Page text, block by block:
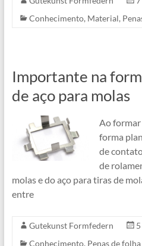
Conhecimento, Material,
Importante na
de aço para molas
Ao formar
forma
de
de
molas e do aço para tiras de
entre
Gutekunst Formfedern
Conhecimento, Penas de folha